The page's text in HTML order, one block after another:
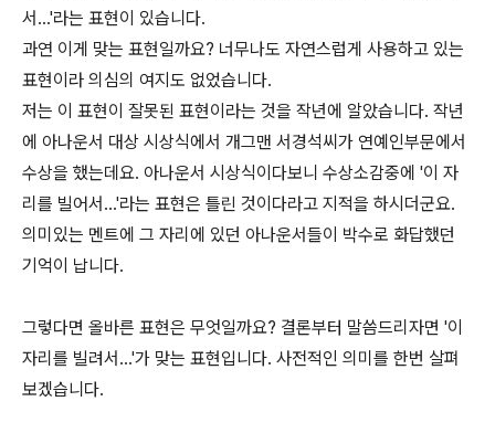
서...'라는 표현이 있습니다.
과연 이게 맞는 표현일까요? 너무나도 자연스럽게 사용하고 있는
표현이라 의심의 여지도 없었습니다.
저는 이 표현이 잘못된 표현이라는 것을 작년에 알았습니다. 작년
에 아나운서 대상 시상식에서 개그맨 서경석씨가 연예인부문에서
수상을 했는데요. 아나운서 시상식이다보니 수상소감중에 '이 자
리를 빌어서...'라는 표현은 틀린 것이다라고 지적을 하시더군요.
의미있는 멘트에 그 자리에 있던 아나운서들이 박수로 화답했던
기억이 납니다.
그렇다면 올바른 표현은 무엇일까요? 결론부터 말씀드리자면 '이
자리를 빌려서...'가 맞는 표현입니다. 사전적인 의미를 한번 살펴
보겠습니다.